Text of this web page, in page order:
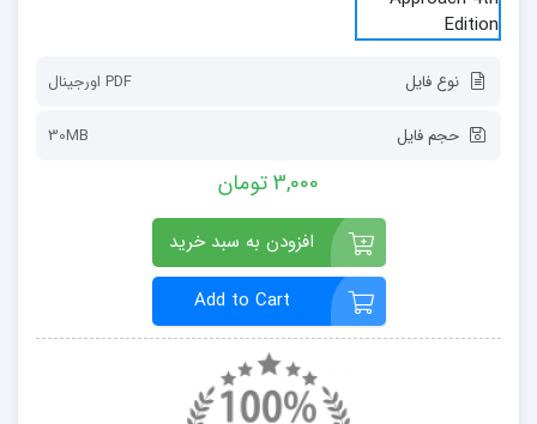
نوع فایل PDF اورجينال
حجم فایل 30MB
3,000 تومان
افزودن به سبد خرید
Add to Cart